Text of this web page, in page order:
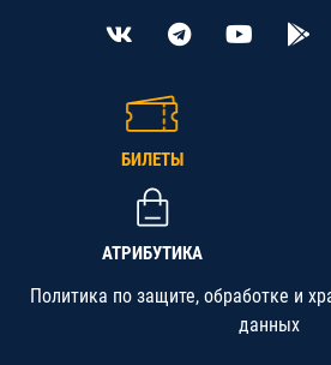
БИЛЕТЫ
АТРИБУТИКА
Политика по защите, обработке и
данных